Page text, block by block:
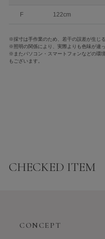
F 122cm
※採寸は手作業のため、若干の誤差が生じ
※照明の関係により、実際よりも色味が違
※またパソコン・スマートフォンなどの環
もございます。
CHECKED ITEM
CONCEPT